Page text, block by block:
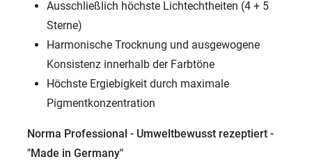
Ausschließlich höchste Lichtechtheiten (4 + 5
Sterne)
Harmonische Trocknung und ausgewogene
Konsistenz innerhalb der Farbtöne
Höchste Ergiebigkeit durch maximale
Pigmentkonzentration
Norma Professional - Umweltbewusst rezeptiert -
"Made in Germany"